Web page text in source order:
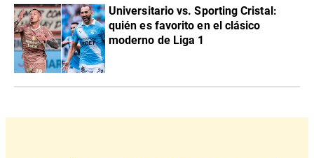
Universitario vs. Sporting Cristal:
quién es favorito en el clásico
moderno de Liga 1